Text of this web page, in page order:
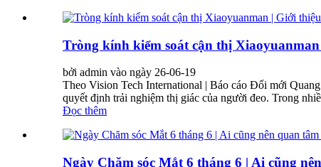
Tròng kính kiểm soát cận thị
bởi admin vào ngày 26-06-19
Theo Vision Tech International | Báo cáo Đổi mới
quyết định trải nghiệm thị giác của người đeo. Trong
Đọc thêm
Ngày Chăm sóc Mắt 6 tháng 6 | Ai cũng